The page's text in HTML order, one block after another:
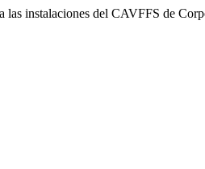
instalaciones del CAVFFS de